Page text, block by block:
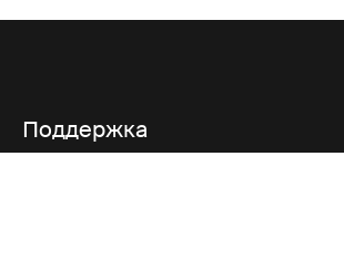
Поддержка